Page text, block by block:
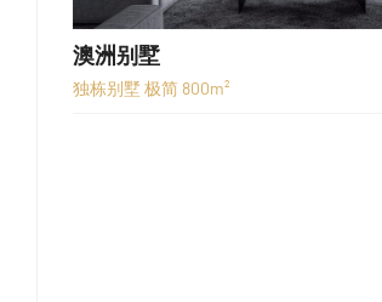
澳洲别墅
独栋别墅 极简 800m²